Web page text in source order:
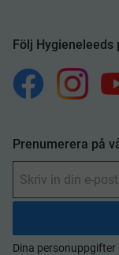
Följ
Prenumerera på
Dina personuppgifter